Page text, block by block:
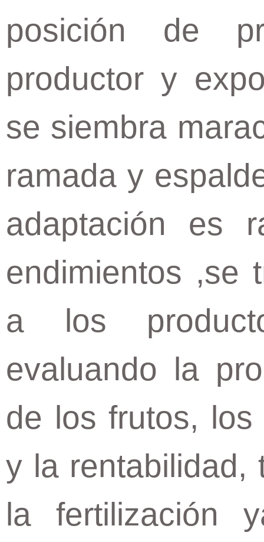
posición de
productor y
se siembra
ramada y
adaptación es
endimientos ,se
a los
evaluando la
de los frutos,
y la rentabilidad,
la fertilización